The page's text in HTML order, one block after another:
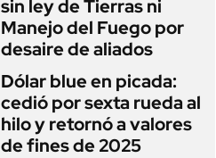
sin ley de Tierras ni
Manejo del Fuego por
desaire de aliados
Dólar blue en picada:
cedió por sexta rueda al
hilo y retornó a valores
de fines de 2025